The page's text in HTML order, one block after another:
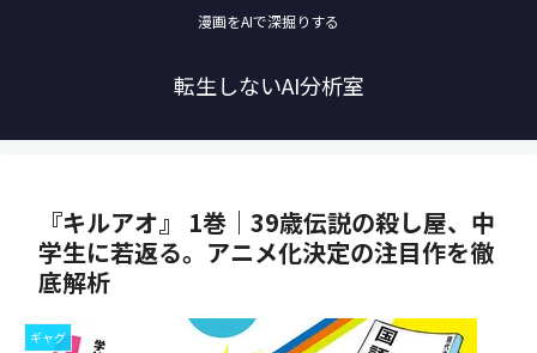
漫画をAIで深掘りする
転生しないAI分析室
『キルアオ』 1巻｜39歳伝説の殺し屋、中
学生に若返る。アニメ化決定の注目作を徹
底解析
ギャグ